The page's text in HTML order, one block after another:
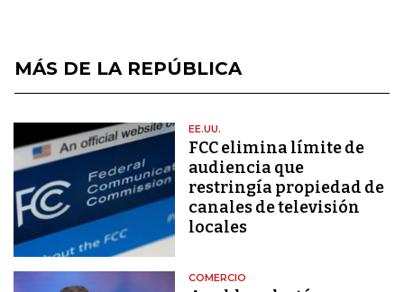
MÁS DE LA REPÚBLICA
EE.UU.
FCC elimina límite de
audiencia que
restringía propiedad de
canales de televisión
locales
COMERCIO